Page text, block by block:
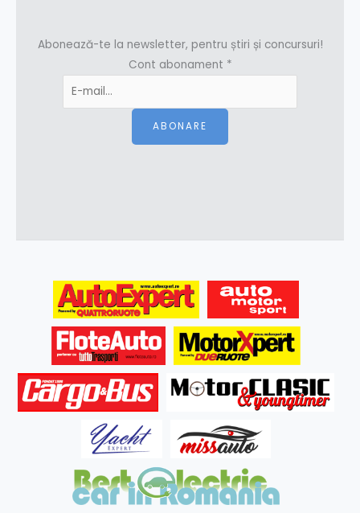
Abonează-te la newsletter, pentru știri și concursuri!
Cont abonament *
ABONARE